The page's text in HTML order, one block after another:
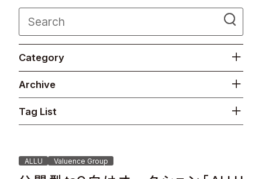
Company
Philosophy
Business
Investor Relations
Category
Archive
Tag List
ALLU Valuence Group